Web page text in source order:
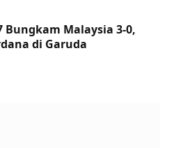
Bungkam Malaysia 3-0,
di Garuda